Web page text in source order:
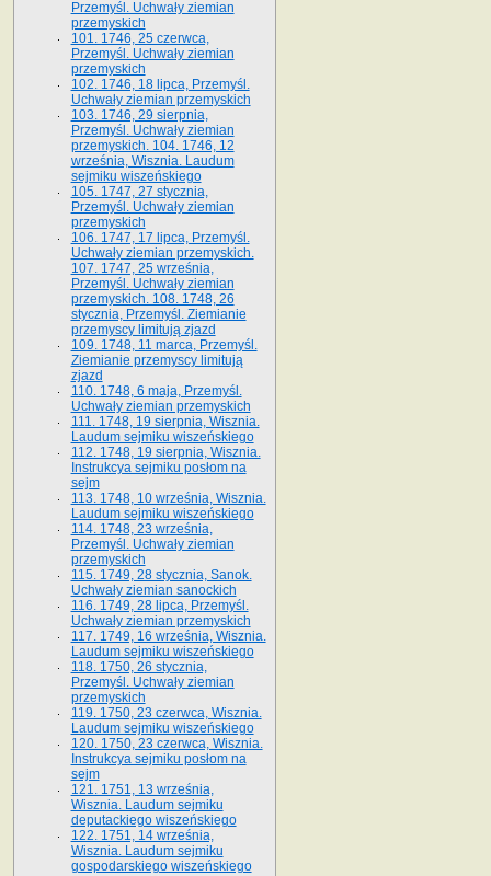
Przemyśl. Uchwały ziemian
przemyskich
101. 1746, 25 czerwca,
Przemyśl. Uchwały ziemian
przemyskich
102. 1746, 18 lipca, Przemyśl.
Uchwały ziemian przemyskich
103. 1746, 29 sierpnia,
Przemyśl. Uchwały ziemian
przemyskich. 104. 1746, 12
września, Wisznia. Laudum
sejmiku wiszeńskiego
105. 1747, 27 stycznia,
Przemyśl. Uchwały ziemian
przemyskich
106. 1747, 17 lipca, Przemyśl.
Uchwały ziemian przemyskich.
107. 1747, 25 września,
Przemyśl. Uchwały ziemian
przemyskich. 108. 1748, 26
stycznia, Przemyśl. Ziemianie
przemyscy limitują zjazd
109. 1748, 11 marca, Przemyśl.
Ziemianie przemyscy limitują
zjazd
110. 1748, 6 maja, Przemyśl.
Uchwały ziemian przemyskich
111. 1748, 19 sierpnia, Wisznia.
Laudum sejmiku wiszeńskiego
112. 1748, 19 sierpnia, Wisznia.
Instrukcya sejmiku posłom na
sejm
113. 1748, 10 września, Wisznia.
Laudum sejmiku wiszeńskiego
114. 1748, 23 września,
Przemyśl. Uchwały ziemian
przemyskich
115. 1749, 28 stycznia, Sanok.
Uchwały ziemian sanockich
116. 1749, 28 lipca, Przemyśl.
Uchwały ziemian przemyskich
117. 1749, 16 września, Wisznia.
Laudum sejmiku wiszeńskiego
118. 1750, 26 stycznia,
Przemyśl. Uchwały ziemian
przemyskich
119. 1750, 23 czerwca, Wisznia.
Laudum sejmiku wiszeńskiego
120. 1750, 23 czerwca, Wisznia.
Instrukcya sejmiku posłom na
sejm
121. 1751, 13 września,
Wisznia. Laudum sejmiku
deputackiego wiszeńskiego
122. 1751, 14 września,
Wisznia. Laudum sejmiku
gospodarskiego wiszeńskiego